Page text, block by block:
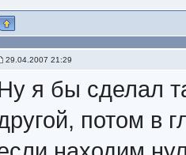
29.04.2007 21:29
я бы сделал
потом в